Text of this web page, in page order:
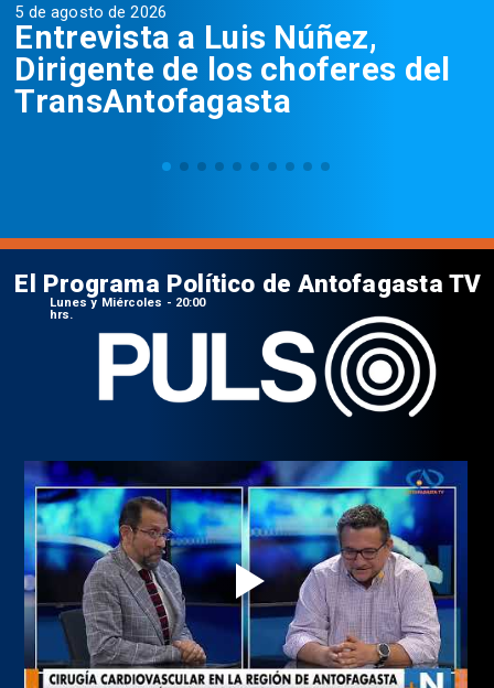
5 de agosto de 2026
Entrevista a Luis Núñez,
Dirigente de los choferes del
TransAntofagasta
El Programa Político de Antofagasta TV
Lunes y Miércoles - 20:00
hrs.